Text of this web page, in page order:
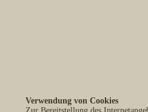
Verwendung von Cookies